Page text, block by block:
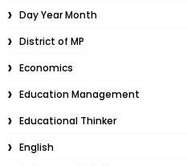
Day Year Month
District of MP
Economics
Education Management
Educational Thinker
English